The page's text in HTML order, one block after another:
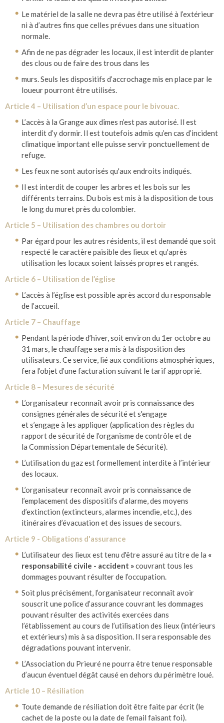
Le matériel de la salle ne devra pas être utilisé à l’extérieur
ni à d’autres fins que celles prévues dans une situation
normale.
Afin de ne pas dégrader les locaux, il est interdit de planter
des clous ou de faire des trous dans les
murs. Seuls les dispositifs d’accrochage mis en place par le
loueur pourront être utilisés.
Article 4 – Utilisation d’un espace pour le bivouac.
L’accès à la Grange aux dîmes n’est pas autorisé. Il est
interdit d’y dormir. Il est toutefois admis qu’en cas d’incident
climatique important elle puisse servir ponctuellement de
refuge.
Les feux ne sont autorisés qu'aux endroits indiqués.
Il est interdit de couper les arbres et les bois sur les
différents terrains. Du bois est mis à la disposition de tous
le long du muret près du colombier.
Article 5 – Utilisation des chambres ou dortoir
Par égard pour les autres résidents, il est demandé que soit
respecté le caractère paisible des lieux et qu'après
utilisation les locaux soient laissés propres et rangés.
Article 6 – Utilisation de l’église
L’accès à l’église est possible après accord du responsable
de l’accueil.
Article 7 – Chauffage
Pendant la période d’hiver, soit environ du 1er octobre au
31 mars, le chauffage sera mis à la disposition des
utilisateurs. Ce service, lié aux conditions atmosphériques,
fera l’objet d’une facturation suivant le tarif approprié.
Article 8 – Mesures de sécurité
L’organisateur reconnaît avoir pris connaissance des
consignes générales de sécurité et s'engage
et s’engage à les appliquer (application des règles du
rapport de sécurité de l’organisme de contrôle et de
la Commission Départementale de Sécurité).
L’utilisation du gaz est formellement interdite à l’intérieur
des locaux.
L’organisateur reconnaît avoir pris connaissance de
l’emplacement des dispositifs d’alarme, des moyens
d’extinction (extincteurs, alarmes incendie, etc.), des
itinéraires d’évacuation et des issues de secours.
Article 9 - Obligations d'assurance
L’utilisateur des lieux est tenu d'être assuré au titre de la «
responsabilité civile - accident »couvrant tous les
dommages pouvant résulter de l’occupation.
Soit plus précisément, l’organisateur reconnaît avoir
souscrit une police d’assurance couvrant les dommages
pouvant résulter des activités exercées dans
l’établissement au cours de l’utilisation des lieux (intérieurs
et extérieurs) mis à sa disposition. Il sera responsable des
dégradations pouvant intervenir.
L’Association du Prieuré ne pourra être tenue responsable
d’aucun éventuel dégât causé en dehors du périmètre loué.
Article 10 – Résiliation
Toute demande de résiliation doit être faite par écrit (le
cachet de la poste ou la date de l’email faisant foi).